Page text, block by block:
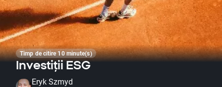
Timp de citire 10 minute(s)
Investiții ESG
Eryk Szmyd